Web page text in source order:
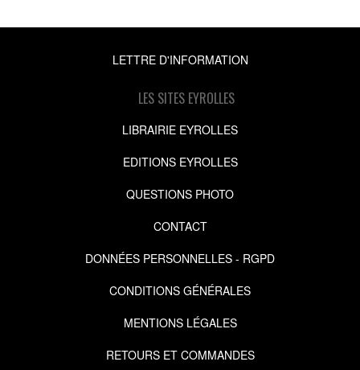
LETTRE D'INFORMATION
LES SITES EYROLLES
LIBRAIRIE EYROLLES
EDITIONS EYROLLES
QUESTIONS PHOTO
CONTACT
DONNÉES PERSONNELLES - RGPD
CONDITIONS GÉNÉRALES
MENTIONS LÉGALES
RETOURS ET COMMANDES